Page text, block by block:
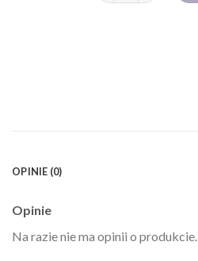
OPINIE (0)
Opinie
Na razie nie ma opinii o produkcie.